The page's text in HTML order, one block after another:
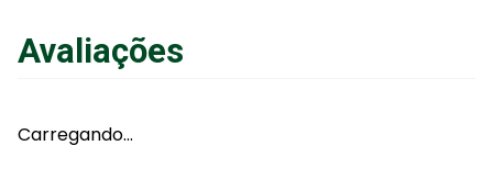
Adicionar ao Carrinho
Avaliações
Carregando…